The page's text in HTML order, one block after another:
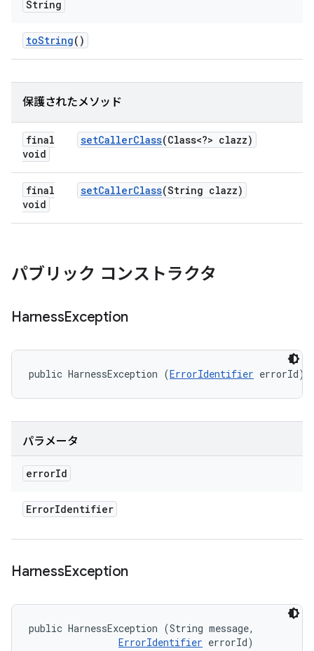
String
toString()
保護されたメソッド
final
void
setCallerClass(Class<?> clazz)
final
void
setCallerClass(String clazz)
パブリック コンストラクタ
HarnessException
public HarnessException (ErrorIdentifier errorId)
パラメータ
errorId
ErrorIdentifier
HarnessException
public HarnessException (String message,
ErrorIdentifier errorId)